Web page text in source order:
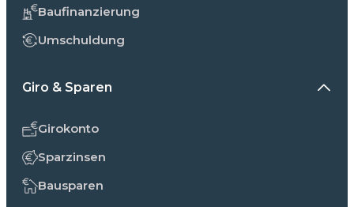
Baufinanzierung
Umschuldung
Giro & Sparen
Girokonto
Sparzinsen
Bausparen